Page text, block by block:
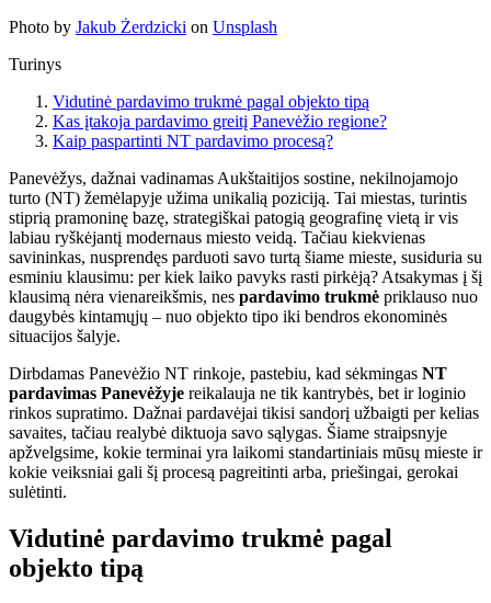
Photo by Jakub Żerdzicki on Unsplash
Turinys
Vidutinė pardavimo trukmė pagal objekto tipą
Kas įtakoja pardavimo greitį Panevėžio regione?
Kaip paspartinti NT pardavimo procesą?
Panevėžys, dažnai vadinamas Aukštaitijos sostine, nekilnojamojo
turto (NT) žemėlapyje užima unikalią poziciją. Tai miestas, turintis
stiprią pramoninę bazę, strategiškai patogią geografinę vietą ir vis
labiau ryškėjantį modernaus miesto veidą. Tačiau kiekvienas
savininkas, nusprendęs parduoti savo turtą šiame mieste, susiduria su
esminiu klausimu: per kiek laiko pavyks rasti pirkėją? Atsakymas į šį
klausimą nėra vienareikšmis, nes pardavimo trukmė priklauso nuo
daugybės kintamųjų – nuo objekto tipo iki bendros ekonominės
situacijos šalyje.
Dirbdamas Panevėžio NT rinkoje, pastebiu, kad sėkmingas NT
pardavimas Panevėžyje reikalauja ne tik kantrybės, bet ir loginio
rinkos supratimo. Dažnai pardavėjai tikisi sandorį užbaigti per kelias
savaites, tačiau realybė diktuoja savo sąlygas. Šiame straipsnyje
apžvelgsime, kokie terminai yra laikomi standartiniais mūsų mieste ir
kokie veiksniai gali šį procesą pagreitinti arba, priešingai, gerokai
sulėtinti.
Vidutinė pardavimo trukmė pagal
objekto tipą